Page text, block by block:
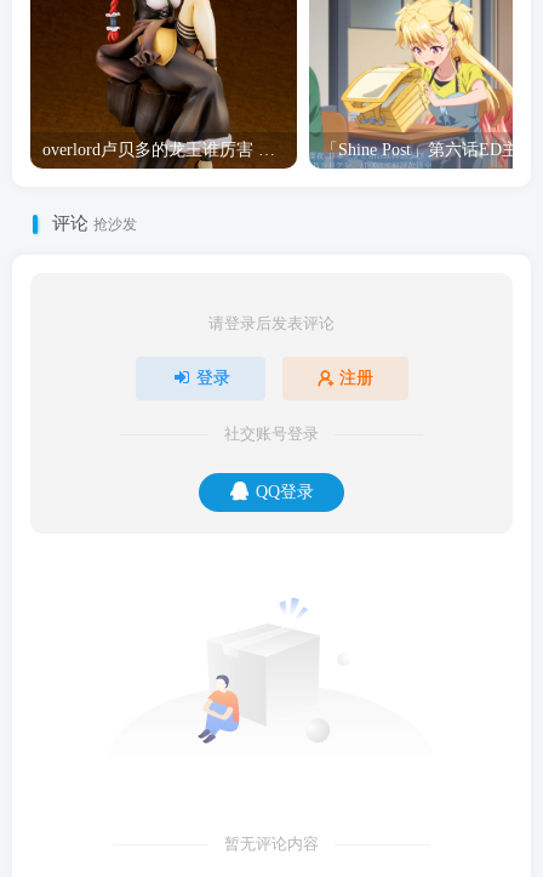
overlord卢贝多的龙王谁厉害 「Overlord」露普斯蕾琪娜·贝塔手办开订
评论 抢沙发
请登录后发表评论
登录 注册
社交账号登录
QQ登录
暂无评论内容